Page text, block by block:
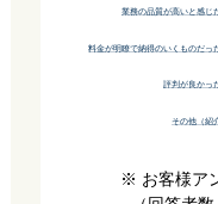
業務の品質が高いと感じ
料金が明瞭で納得のいくものだっ
評判が良かっ
その他（紹
※ お客様ア